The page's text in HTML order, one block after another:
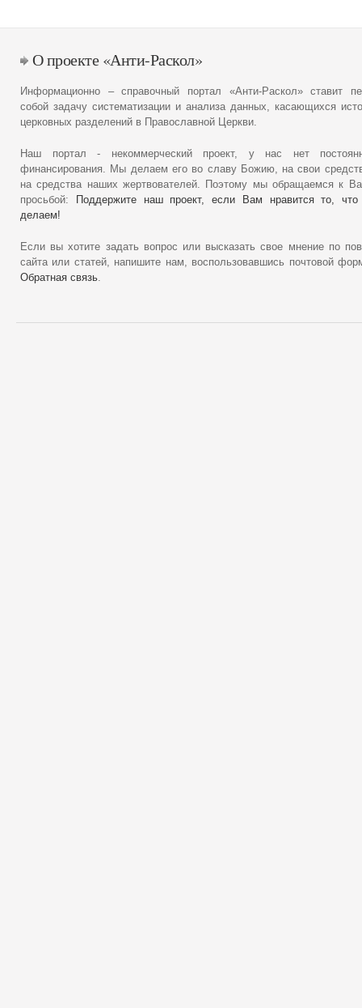
О проекте «Анти-Раскол»
Информационно – справочный портал «Анти-Раскол» ставит
собой задачу систематизации и анализа данных, касающихся
церковных разделений в Православной Церкви.
Наш портал - некоммерческий проект, у нас нет
финансирования. Мы делаем его во славу Божию, на свои
на средства наших жертвователей. Поэтому мы обращаемся к
просьбой:
Поддержите наш проект, если Вам нравится то,
делаем!
Если вы хотите задать вопрос или высказать свое мнение по
сайта или статей, напишите нам, воспользовавшись почтовой
Обратная связь.